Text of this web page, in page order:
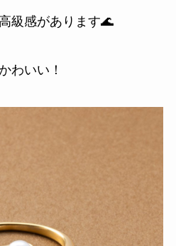
級感があります🌊
わいい！